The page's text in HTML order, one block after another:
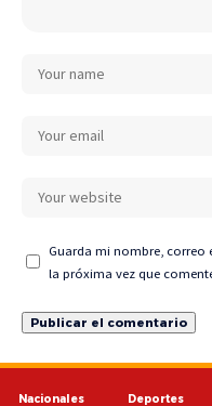
Guarda mi nombre, correo
la próxima vez que
Nacionales Deportes